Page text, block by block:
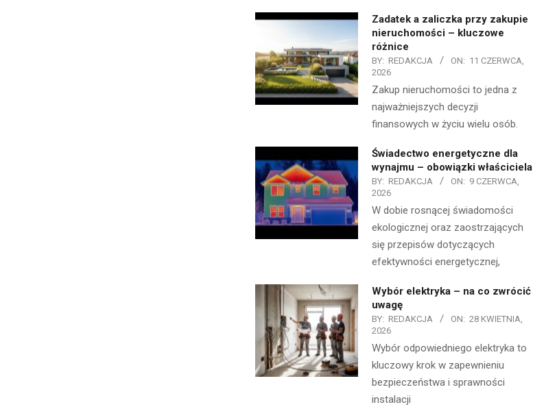
Zadatek a zaliczka przy zakupie
nieruchomości – kluczowe
różnice
BY: REDAKCJA ON: 11 CZERWCA,
2026
Zakup nieruchomości to jedna z
najważniejszych decyzji
finansowych w życiu wielu osób.
Świadectwo energetyczne dla
wynajmu – obowiązki właściciela
BY: REDAKCJA ON: 9 CZERWCA,
2026
W dobie rosnącej świadomości
ekologicznej oraz zaostrzających
się przepisów dotyczących
efektywności energetycznej,
Wybór elektryka – na co zwrócić
uwagę
BY: REDAKCJA ON: 28 KWIETNIA,
2026
Wybór odpowiedniego elektryka to
kluczowy krok w zapewnieniu
bezpieczeństwa i sprawności
instalacji